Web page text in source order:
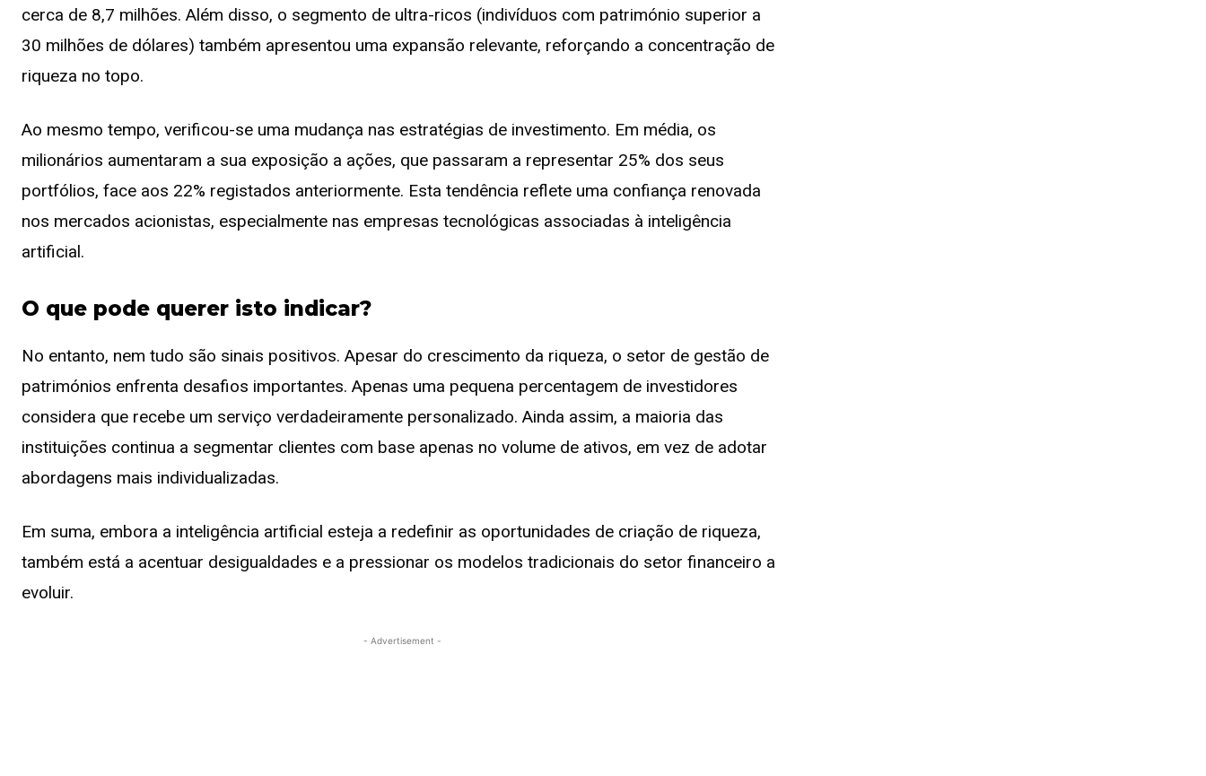
cerca de 8,7 milhões. Além disso, o segmento de ultra-ricos (indivíduos com património superior a
30 milhões de dólares) também apresentou uma expansão relevante, reforçando a concentração de
riqueza no topo.
Ao mesmo tempo, verificou-se uma mudança nas estratégias de investimento. Em média, os
milionários aumentaram a sua exposição a ações, que passaram a representar 25% dos seus
portfólios, face aos 22% registados anteriormente. Esta tendência reflete uma confiança renovada
nos mercados acionistas, especialmente nas empresas tecnológicas associadas à inteligência
artificial.
O que pode querer isto indicar?
No entanto, nem tudo são sinais positivos. Apesar do crescimento da riqueza, o setor de gestão de
patrimónios enfrenta desafios importantes. Apenas uma pequena percentagem de investidores
considera que recebe um serviço verdadeiramente personalizado. Ainda assim, a maioria das
instituições continua a segmentar clientes com base apenas no volume de ativos, em vez de adotar
abordagens mais individualizadas.
Em suma, embora a inteligência artificial esteja a redefinir as oportunidades de criação de riqueza,
também está a acentuar desigualdades e a pressionar os modelos tradicionais do setor financeiro a
evoluir.
- Advertisement -